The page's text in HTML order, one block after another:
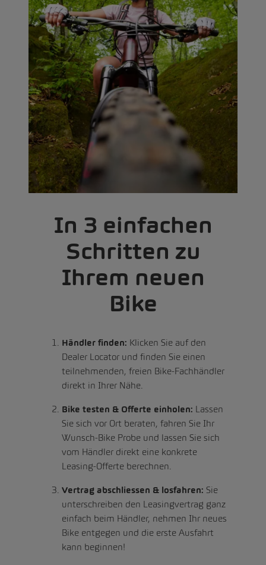
In 3 einfachen
Schritten zu
Ihrem neuen
Bike
Händler finden: Klicken Sie auf den
Dealer Locator und finden Sie einen
teilnehmenden, freien Bike-Fachhändler
direkt in Ihrer Nähe.
Bike testen & Offerte einholen: Lassen
Sie sich vor Ort beraten, fahren Sie Ihr
Wunsch-Bike Probe und lassen Sie sich
vom Händler direkt eine konkrete
Leasing-Offerte berechnen.
Vertrag abschliessen & losfahren: Sie
unterschreiben den Leasingvertrag ganz
einfach beim Händler, nehmen Ihr neues
Bike entgegen und die erste Ausfahrt
kann beginnen!